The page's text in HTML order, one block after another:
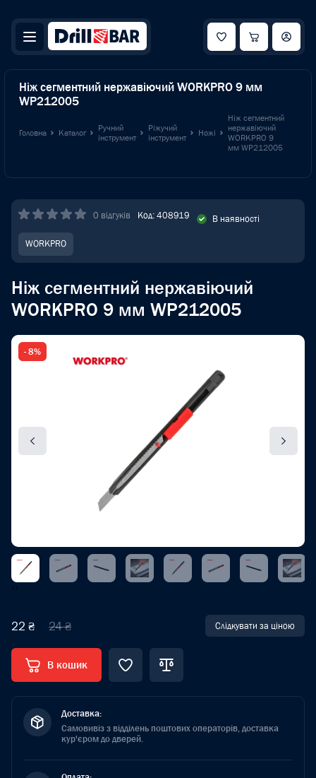
Ніж сегментний нержавіючий WORKPRO 9 мм
WP212005
Головна Каталог
Ручний
інструмент
Ріжучий
інструмент
Ножі
Ніж сегментний
нержавіючий
WORKPRO 9
мм WP212005
0 відгуків Код: 408919 В наявності
WORKPRO
Ніж сегментний нержавіючий
WORKPRO 9 мм WP212005
- 8%
‹›
22 ₴ 24 ₴ Слідкувати за ціною
В кошик
Доставка:
Самовивіз з відділень поштових операторів, доставка
кур'єром до дверей.